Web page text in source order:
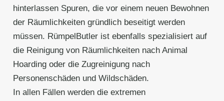
hinterlassen Spuren, die vor einem neuen Bewohnen
der Räumlichkeiten gründlich beseitigt werden
müssen. RümpelButler ist ebenfalls spezialisiert auf
die Reinigung von Räumlichkeiten nach Animal
Hoarding oder die Zugreinigung nach
Personenschäden und Wildschäden.
In allen Fällen werden die extremen